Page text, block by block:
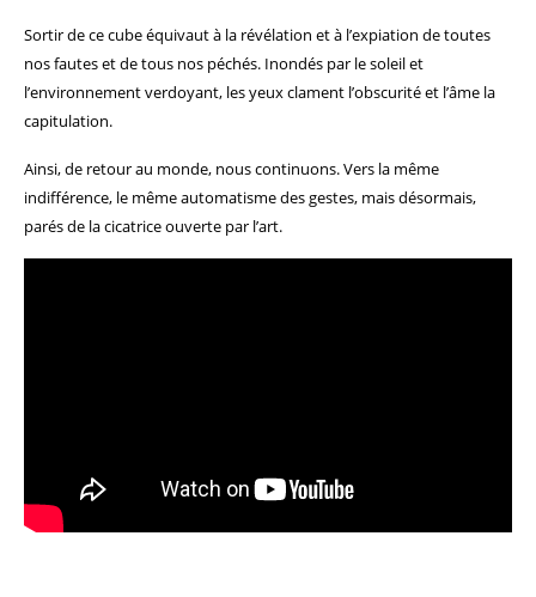
Sortir de ce cube équivaut à la révélation et à l’expiation de toutes
nos fautes et de tous nos péchés. Inondés par le soleil et
l’environnement verdoyant, les yeux clament l’obscurité et l’âme la
capitulation.
Ainsi, de retour au monde, nous continuons. Vers la même
indifférence, le même automatisme des gestes, mais désormais,
parés de la cicatrice ouverte par l’art.